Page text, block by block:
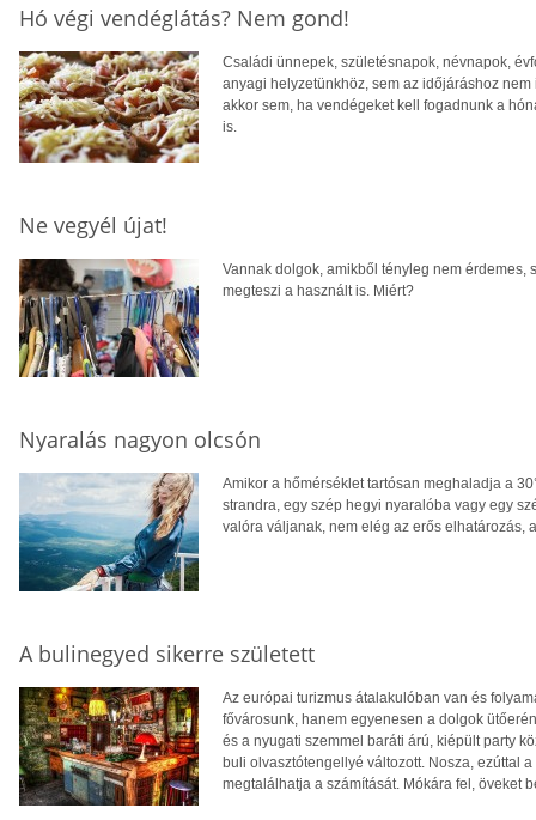
Hó végi vendéglátás? Nem gond!
Családi ünnepek, születésnapok, névnapok,
anyagi helyzetünkhöz, sem az időjáráshoz
akkor sem, ha vendégeket kell fogadnunk a
is.
Ne vegyél újat!
Vannak dolgok, amikből tényleg nem érdemes,
megteszi a használt is. Miért?
Nyaralás nagyon olcsón
Amikor a hőmérséklet tartósan meghaladja a
strandra, egy szép hegyi nyaralóba vagy egy
valóra váljanak, nem elég az erős elhatározás,
A bulinegyed sikerre született
Az európai turizmus átalakulóban van és
fővárosunk, hanem egyenesen a dolgok
és a nyugati szemmel baráti árú, kiépült party
buli olvasztótengellyé változott. Nosza, ezúttal
megtalálhatja a számítását. Mókára fel, öveket